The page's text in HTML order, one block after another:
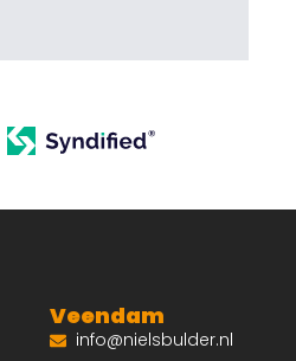
Veendam
info@nielsbulder.nl